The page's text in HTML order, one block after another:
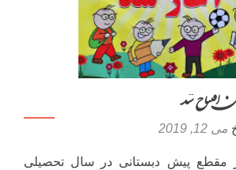
افتتاح شد
می 12, 2019
مقطع پیش دبستانی در سال تحصیلی